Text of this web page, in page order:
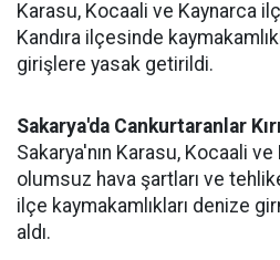
Karasu, Kocaali ve Kaynarca
Kandıra ilçesinde
girişlere yasak getirildi.
Sakarya'da Cankurtaranlar
Sakarya'nın Karasu, Kocaali
olumsuz hava şartları ve
ilçe kaymakamlıkları denize
aldı.